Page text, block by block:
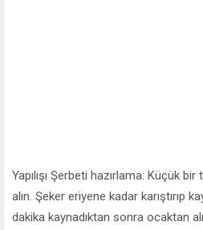
Yapılışı Şerbeti hazırlama: Küçük
alın. Şeker eriyene kadar karıştırıp
dakika kaynadıktan sonra ocaktan